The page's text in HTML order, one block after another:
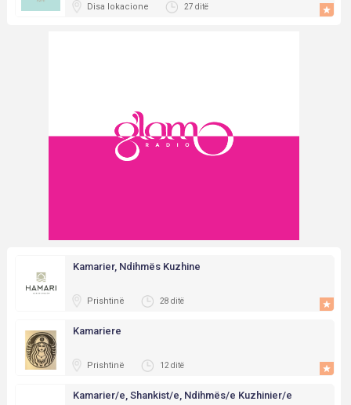
Disa lokacione 27 ditë
Kamarier, Ndihmës Kuzhine
Prishtinë 28 ditë
Kamariere
Prishtinë 12 ditë
Kamarier/e, Shankist/e, Ndihmës/e Kuzhinier/e